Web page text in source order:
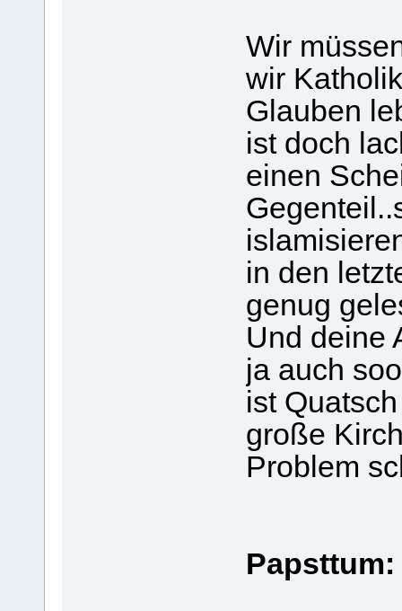
Wir
wir
Glauben
ist doch
einen
in den
genug
Und deine
ja auch
ist
große
Problem
Papsttum: